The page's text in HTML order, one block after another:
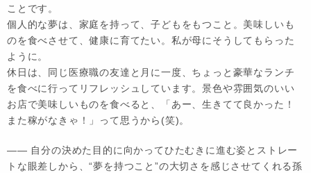
ことです。
個人的な夢は、家庭を持って、子どもをもつこと。美味しいも
のを食べさせて、健康に育てたい。私が母にそうしてもらった
ように。
休日は、同じ医療職の友達と月に一度、ちょっと豪華なランチ
を食べに行ってリフレッシュしています。景色や雰囲気のいい
お店で美味しいものを食べると、「あー、生きてて良かった！
また稼がなきゃ！」って思うから(笑)。
―― 自分の決めた目的に向かってひたむきに進む姿とストレー
トな眼差しから、“夢を持つこと”の大切さを感じさせてくれる孫